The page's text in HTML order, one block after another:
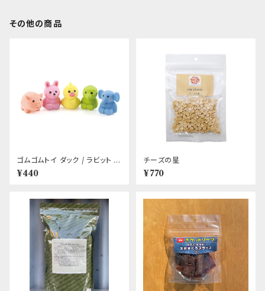
その他の商品
ゴムゴムトイ ダック / ラビット /
ピッグ / エレファント / カッパ
¥440
チーズの星
¥770